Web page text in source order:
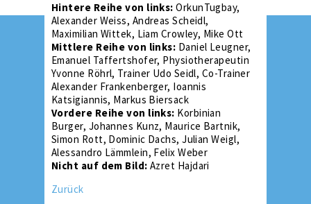
Hintere Reihe von links:OrkunTugbay,
Alexander Weiss, Andreas Scheidl,
Maximilian Wittek, Liam Crowley, Mike Ott
Mittlere Reihe von links: Daniel Leugner,
Emanuel Taffertshofer, Physiotherapeutin
Yvonne Röhrl, Trainer Udo Seidl, Co-Trainer
Alexander Frankenberger, Ioannis
Katsigiannis, Markus Biersack
Vordere Reihe von links: Korbinian
Burger, Johannes Kunz, Maurice Bartnik,
Simon Rott, Dominic Dachs, Julian Weigl,
Alessandro Lämmlein, Felix Weber
Nicht auf dem Bild: Azret Hajdari
Zurück